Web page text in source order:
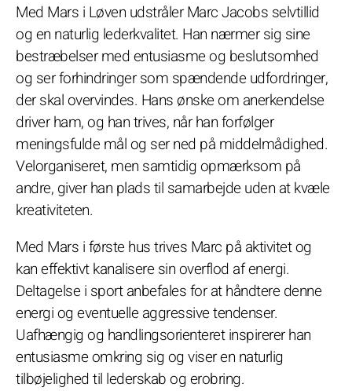
Med Mars i Løven udstråler Marc Jacobs selvtillid
og en naturlig lederkvalitet. Han nærmer sig sine
bestræbelser med entusiasme og beslutsomhed
og ser forhindringer som spændende udfordringer,
der skal overvindes. Hans ønske om anerkendelse
driver ham, og han trives, når han forfølger
meningsfulde mål og ser ned på middelmådighed.
Velorganiseret, men samtidig opmærksom på
andre, giver han plads til samarbejde uden at kvæle
kreativiteten.
Med Mars i første hus trives Marc på aktivitet og
kan effektivt kanalisere sin overflod af energi.
Deltagelse i sport anbefales for at håndtere denne
energi og eventuelle aggressive tendenser.
Uafhængig og handlingsorienteret inspirerer han
entusiasme omkring sig og viser en naturlig
tilbøjelighed til lederskab og erobring.